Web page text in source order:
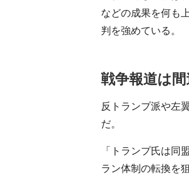
などの成果を何も
判を強めている。
戦争報道は
反トランプ派や左
だ。
「トランプ氏は
ラン体制の転換を